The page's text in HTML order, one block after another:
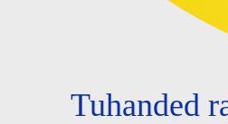
Tuhanded